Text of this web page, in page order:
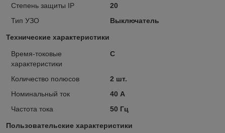
Степень защиты IP
20
Тип УЗО
Выключатель
Технические характеристики
Время-токовые
характеристики
C
Количество полюсов
2 шт.
Номинальный ток
40 А
Частота тока
50 Гц
Пользовательские характеристики